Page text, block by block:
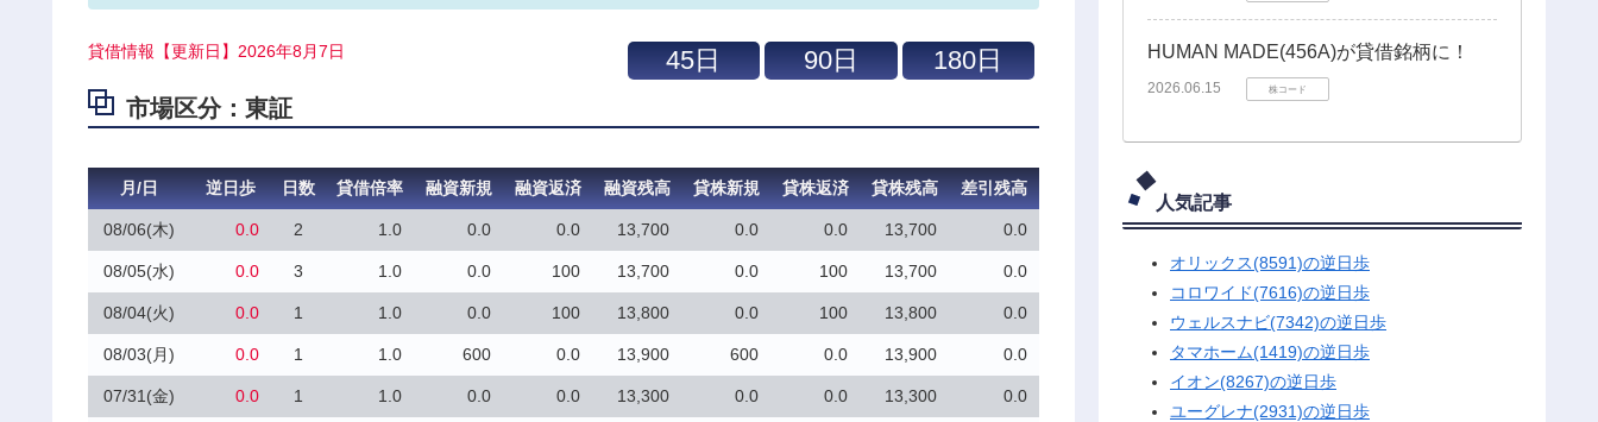
貸借情報【更新日】2026年8月7日
市場区分：東証
月/日 逆日歩 日数 貸借倍率 融資新規 融資返済 融資残高 貸株新規 貸株返済 貸株残高 差引残高
08/06(木) 0.0 2 1.0 0.0 0.0 13,700 0.0 0.0 13,700 0.0
08/05(水) 0.0 3 1.0 0.0 100 13,700 0.0 100 13,700 0.0
08/04(火) 0.0 1 1.0 0.0 100 13,800 0.0 100 13,800 0.0
08/03(月) 0.0 1 1.0 600 0.0 13,900 600 0.0 13,900 0.0
07/31(金) 0.0 1 1.0 0.0 0.0 13,300 0.0 0.0 13,300 0.0
HUMAN MADE(456A)が貸借銘柄に！
2026.06.15 株コード
人気記事
オリックス(8591)の逆日歩
コロワイド(7616)の逆日歩
ウェルスナビ(7342)の逆日歩
タマホーム(1419)の逆日歩
イオン(8267)の逆日歩
ユーグレナ(2931)の逆日歩